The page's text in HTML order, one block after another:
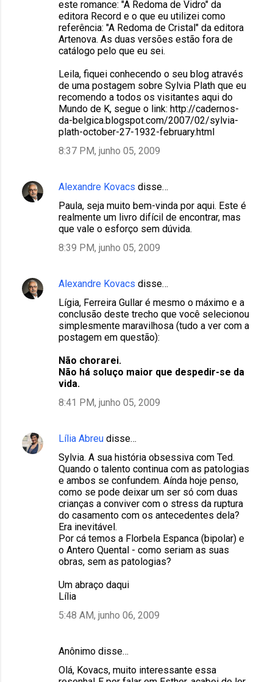
este romance: "A Redoma de Vidro" da
editora Record e o que eu utilizei como
referência: "A Redoma de Cristal" da editora
Artenova. As duas versões estão fora de
catálogo pelo que eu sei.
Leila, fiquei conhecendo o seu blog através
de uma postagem sobre Sylvia Plath que eu
recomendo a todos os visitantes aqui do
Mundo de K, segue o link: http://cadernos-
da-belgica.blogspot.com/2007/02/sylvia-
plath-october-27-1932-february.html
8:37 PM, junho 05, 2009
Alexandre Kovacs disse…
Paula, seja muito bem-vinda por aqui. Este é
realmente um livro difícil de encontrar, mas
que vale o esforço sem dúvida.
8:39 PM, junho 05, 2009
Alexandre Kovacs disse…
Lígia, Ferreira Gullar é mesmo o máximo e a
conclusão deste trecho que você selecionou
simplesmente maravilhosa (tudo a ver com a
postagem em questão):
Não chorarei.
Não há soluço maior que despedir-se da
vida.
8:41 PM, junho 05, 2009
Lília Abreu disse…
Sylvia. A sua história obsessiva com Ted.
Quando o talento continua com as patologias
e ambos se confundem. Aínda hoje penso,
como se pode deixar um ser só com duas
crianças a conviver com o stress da ruptura
do casamento com os antecedentes dela?
Era inevitável.
Por cá temos a Florbela Espanca (bipolar) e
o Antero Quental - como seriam as suas
obras, sem as patologias?
Um abraço daqui
Lília
5:48 AM, junho 06, 2009
Anônimo disse…
Olá, Kovacs, muito interessante essa